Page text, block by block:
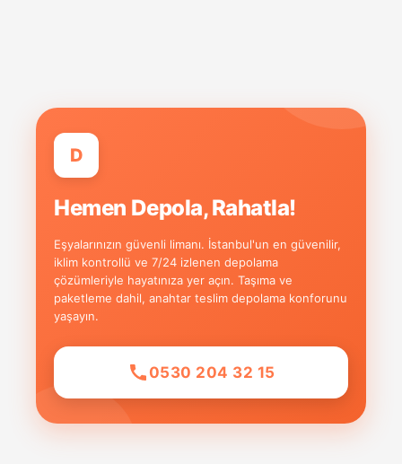
D
Hemen Depola, Rahatla!
Eşyalarınızın güvenli limanı. İstanbul'un en güvenilir,
iklim kontrollü ve 7/24 izlenen depolama
çözümleriyle hayatınıza yer açın. Taşıma ve
paketleme dahil, anahtar teslim depolama konforunu
yaşayın.
0530 204 32 15